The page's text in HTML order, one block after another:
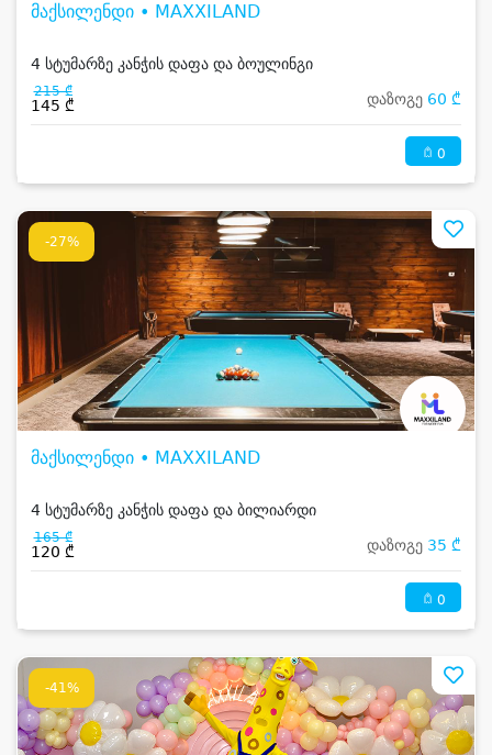
მაქსილენდი • MAXXILAND
4 სტუმარზე კანჭის დაფა და ბოულინგი
215 ₾
145 ₾ დაზოგე 60 ₾
0
-27%
მაქსილენდი • MAXXILAND
4 სტუმარზე კანჭის დაფა და ბილიარდი
165 ₾
120 ₾ დაზოგე 35 ₾
0
-41%